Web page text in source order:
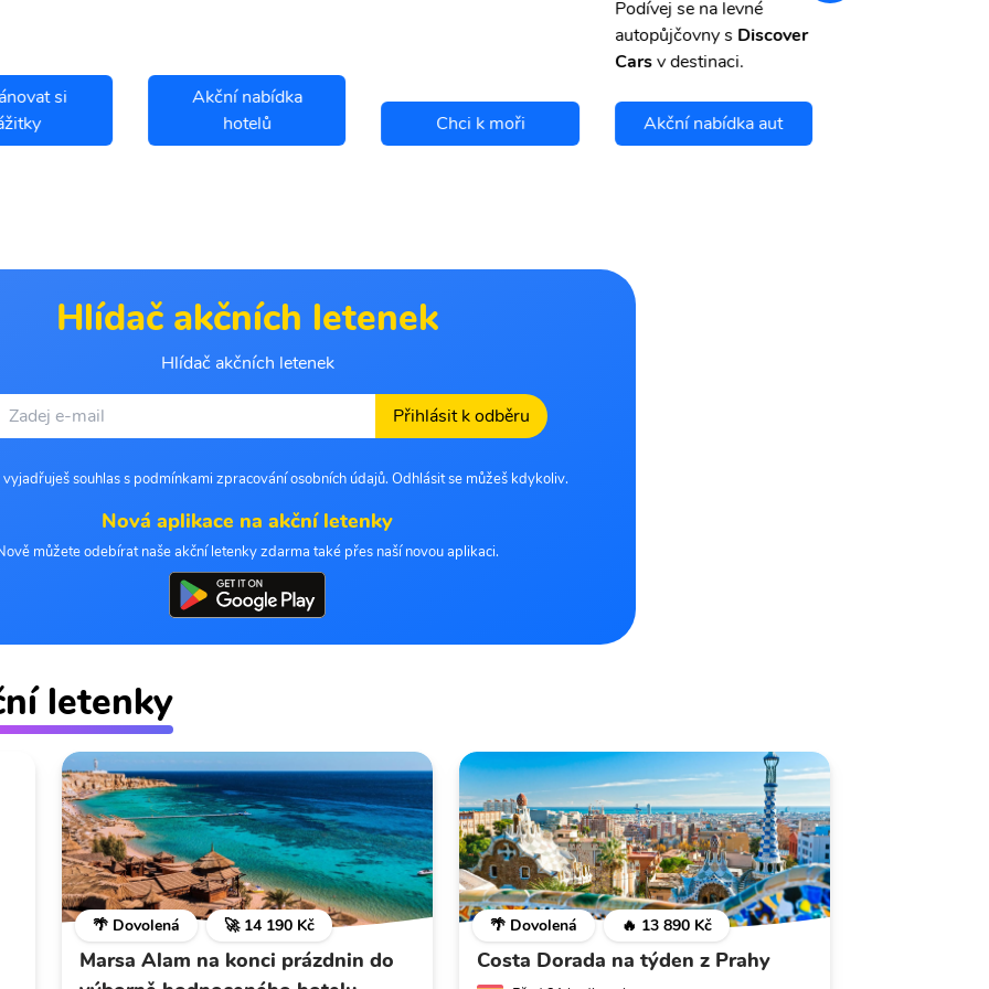
si
Akční nabídka
hotelů
Chci k moři
Podívej se na levné
autopůjčovny s Discover
Carsv destinaci.
Akční nabídka aut
Hlídač akčních letenek
Hlídač akčních letenek
Přihlásit k odběru
vyjadřuješ souhlas s podmínkami zpracování osobních údajů. Odhlásit se můžeš kdykoliv.
Nová aplikace na akční letenky
můžete odebírat naše akční letenky zdarma také přes naší novou aplikaci.
letenky
🌴 Dovolená 🚀 14 190 Kč
Marsa Alam na konci prázdnin do
🌴 Dovolená 🔥 13 890 Kč
Costa Dorada na týden z Prahy